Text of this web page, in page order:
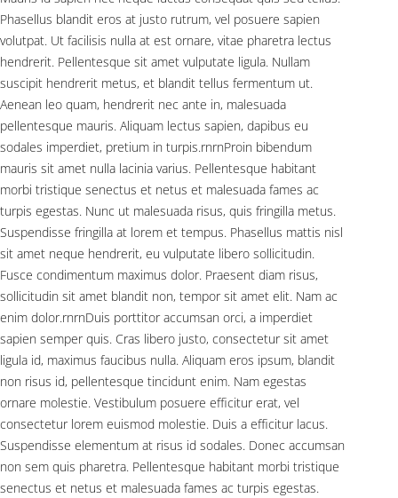
Phasellus blandit eros at justo rutrum, vel posuere sapien
volutpat. Ut facilisis nulla at est ornare, vitae pharetra lectus
hendrerit. Pellentesque sit amet vulputate ligula. Nullam
suscipit hendrerit metus, et blandit tellus fermentum ut.
Aenean leo quam, hendrerit nec ante in, malesuada
pellentesque mauris. Aliquam lectus sapien, dapibus eu
sodales imperdiet, pretium in turpis.rnrnProin bibendum
mauris sit amet nulla lacinia varius. Pellentesque habitant
morbi tristique senectus et netus et malesuada fames ac
turpis egestas. Nunc ut malesuada risus, quis fringilla metus.
Suspendisse fringilla at lorem et tempus. Phasellus mattis nisl
sit amet neque hendrerit, eu vulputate libero sollicitudin.
Fusce condimentum maximus dolor. Praesent diam risus,
sollicitudin sit amet blandit non, tempor sit amet elit. Nam ac
enim dolor.rnrnDuis porttitor accumsan orci, a imperdiet
sapien semper quis. Cras libero justo, consectetur sit amet
ligula id, maximus faucibus nulla. Aliquam eros ipsum, blandit
non risus id, pellentesque tincidunt enim. Nam egestas
ornare molestie. Vestibulum posuere efficitur erat, vel
consectetur lorem euismod molestie. Duis a efficitur lacus.
Suspendisse elementum at risus id sodales. Donec accumsan
non sem quis pharetra. Pellentesque habitant morbi tristique
senectus et netus et malesuada fames ac turpis egestas.